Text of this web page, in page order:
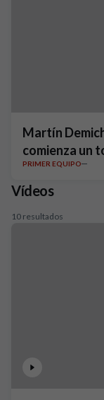
Martín
comienza un
PRIMER EQUIPO
Vídeos
10 resultados